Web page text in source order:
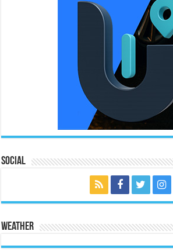
Social
Weather